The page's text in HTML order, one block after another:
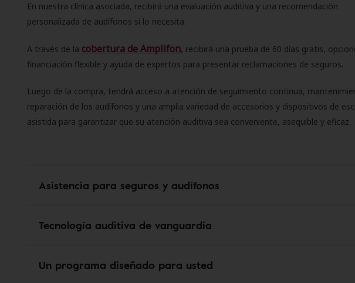
En nuestra clínica asociada, recibirá una evaluación auditiva y una recomendación
personalizada de audífonos si lo necesita.
A través de la cobertura de Amplifon, recibirá una prueba de 60 días gratis,
financiación flexible y ayuda de expertos para presentar reclamaciones de seguros.
Luego de la compra, tendrá acceso a atención de seguimiento continua,
reparación de los audífonos y una amplia variedad de accesorios y dispositivos de
asistida para garantizar que su atención auditiva sea conveniente, asequible y eficaz.
Asistencia para seguros y audífonos
Tecnología auditiva de vanguardia
Un programa diseñado para usted